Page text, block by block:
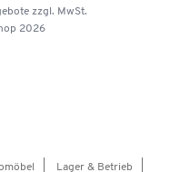
zzgl. MwSt.
2026
Lager & Betrieb